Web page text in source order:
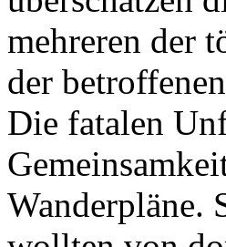
mehreren der
der
Die fatalen
Wanderpläne.